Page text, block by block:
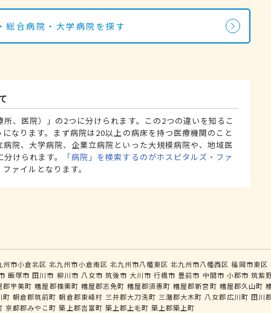
総合病院・大学病院を探す
、医院）」の2つに分けられます。この2つの違いを知るこ
なります。まず病院は20以上の病床を持つ医療機関のこと
院、大学病院、企業立病院といった大規模病院や、地域医
けられます。
「病院」を検索するのがホスピタルズ・ファ
ァイルとなります。
州市小倉北区 北九州市小倉南区 北九州市八幡東区 北九州市八幡西区 福岡市東区
飯塚市 田川市 柳川市 八女市 筑後市 大川市 行橋市 豊前市 中間市 小郡市 筑紫
郡宇美町 糟屋郡篠栗町 糟屋郡志免町 糟屋郡須惠町 糟屋郡新宮町 糟屋郡久山町
町 朝倉郡筑前町 朝倉郡東峰村 三井郡大刀洗町 三潴郡大木町 八女郡広川町 田川
京都郡みやこ町 築上郡吉富町 築上郡上毛町 築上郡築上町